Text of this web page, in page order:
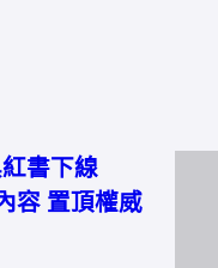
書下線
容 置頂權威